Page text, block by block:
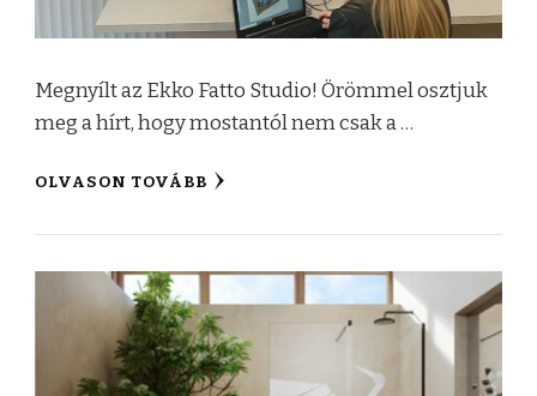
Megnyílt az Ekko Fatto Studio! Örömmel osztjuk
meg a hírt, hogy mostantól nem csak a …
OLVASON TOVÁBB